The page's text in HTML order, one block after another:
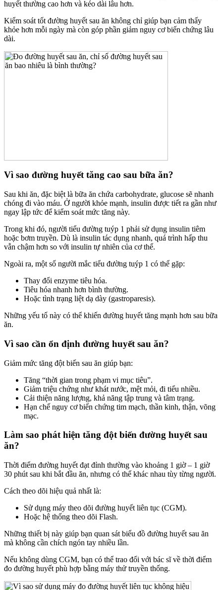
huyết thường cao hơn và kéo dài lâu hơn.
Kiểm soát tốt đường huyết sau ăn không chỉ giúp bạn cảm thấy
khỏe hơn mỗi ngày mà còn góp phần giảm nguy cơ biến chứng lâu
dài.
Vì sao đường huyết tăng cao sau bữa ăn?
Sau khi ăn, đặc biệt là bữa ăn chứa carbohydrate, glucose sẽ nhanh
chóng đi vào máu. Ở người khỏe mạnh, insulin được tiết ra gần như
ngay lập tức để kiểm soát mức tăng này.
Trong khi đó, người tiểu đường tuýp 1 phải sử dụng insulin tiêm
hoặc bơm truyền. Dù là insulin tác dụng nhanh, quá trình hấp thu
vẫn chậm hơn so với insulin tự nhiên của cơ thể.
Ngoài ra, một số người mắc tiểu đường tuýp 1 có thể gặp:
Thay đổi enzyme tiêu hóa.
Tiêu hóa nhanh hơn bình thường.
Hoặc tình trạng liệt dạ dày (gastroparesis).
Những yếu tố này có thể khiến đường huyết tăng mạnh hơn sau bữa
ăn.
Vì sao cần ổn định đường huyết sau ăn?
Giảm mức tăng đột biến sau ăn giúp bạn:
Tăng “thời gian trong phạm vi mục tiêu”.
Giảm triệu chứng như khát nước, mệt mỏi, đi tiểu nhiều.
Cải thiện năng lượng, khả năng tập trung và tâm trạng.
Hạn chế nguy cơ biến chứng tim mạch, thần kinh, thận, võng
mạc.
Làm sao phát hiện tăng đột biến đường huyết sau
ăn?
Thời điểm đường huyết đạt đỉnh thường vào khoảng 1 giờ – 1 giờ
30 phút sau khi bắt đầu ăn, nhưng có thể khác nhau tùy từng người.
Cách theo dõi hiệu quả nhất là:
Sử dụng máy theo dõi đường huyết liên tục (CGM).
Hoặc hệ thống theo dõi Flash.
Những thiết bị này giúp bạn quan sát biểu đồ đường huyết sau ăn
mà không cần chích ngón tay nhiều lần.
Nếu không dùng CGM, bạn có thể trao đổi với bác sĩ về thời điểm
đo đường huyết phù hợp bằng máy thử truyền thống.